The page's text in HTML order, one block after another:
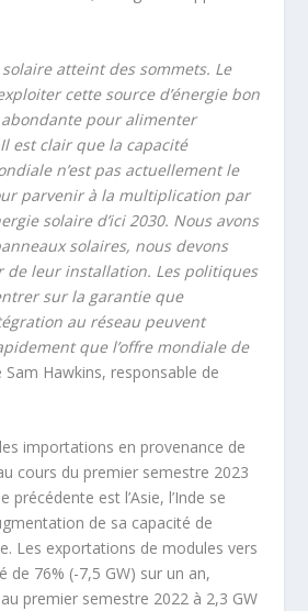
atteint des sommets. Le
cette source d’énergie bon
pour alimenter
est clair que la capacité
n’est pas actuellement le
parvenir à la multiplication par
solaire d’ici 2030. Nous avons
solaires, nous devons
de leur installation. Les politiques
sur la garantie que
au réseau peuvent
que l’offre mondiale de
Hawkins, responsable de
importations en provenance de
cours du premier semestre 2023
précédente est l’Asie, l’Inde se
de sa capacité de
Les exportations de modules vers
de 76% (-7,5 GW) sur un an,
premier semestre 2022 à 2,3 GW